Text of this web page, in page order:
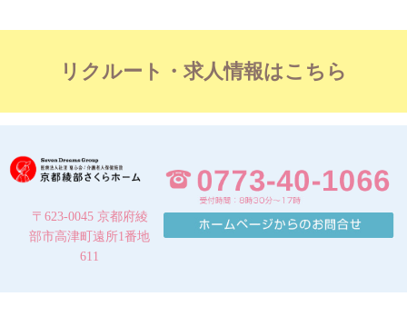
リクルート・求人情報はこちら
〒623-0045 京都府綾
部市高津町遠所1番地
611